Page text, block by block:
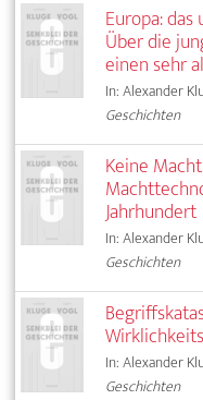
Europa:
Über die
einen sehr
In: Alexander
Geschichten
Keine
Jahrhundert
In: Alexander
Geschichten
In: Alexander
Geschichten